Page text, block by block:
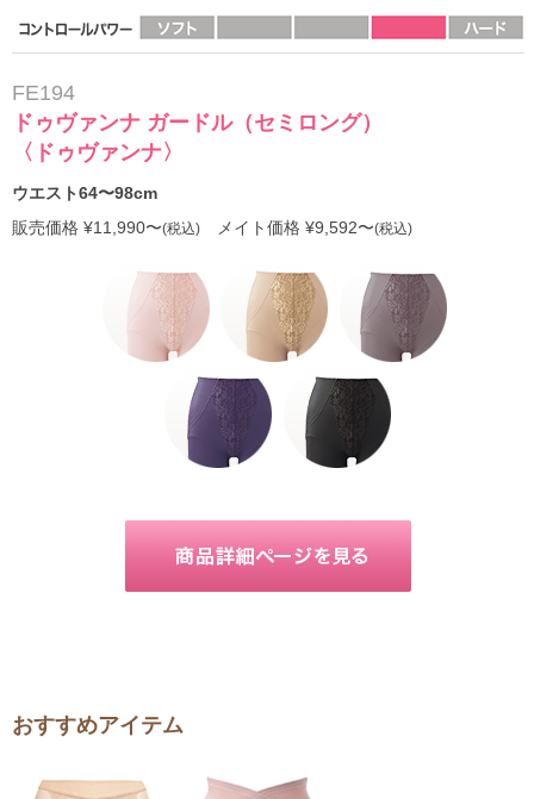
FE194
ドゥヴァンナ ガードル（セミロング）
〈ドゥヴァンナ〉
ウエスト64〜98cm
販売価格 ¥11,990〜(税込) メイト価格 ¥9,592〜(税込)
おすすめアイテム